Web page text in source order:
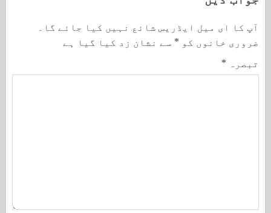
آپ کا ای میل ایڈریس شائع نہیں کیا جائے گا۔
ضروری خانوں کو * سے نشان زد کیا گیا ہے
تبصرہ *